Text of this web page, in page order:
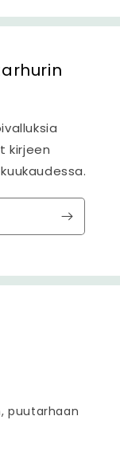
kirjeen
puutarhaan